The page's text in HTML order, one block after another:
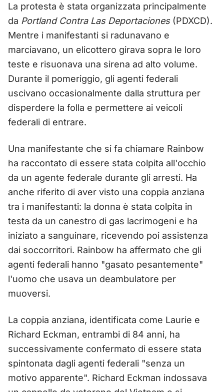
La protesta è stata organizzata principalmente
da Portland Contra Las Deportaciones(PDXCD).
Mentre i manifestanti si radunavano e
marciavano, un elicottero girava sopra le loro
teste e risuonava una sirena ad alto volume.
Durante il pomeriggio, gli agenti federali
uscivano occasionalmente dalla struttura per
disperdere la folla e permettere ai veicoli
federali di entrare.
Una manifestante che si fa chiamare Rainbow
ha raccontato di essere stata colpita all'occhio
da un agente federale durante gli arresti. Ha
anche riferito di aver visto una coppia anziana
tra i manifestanti: la donna è stata colpita in
testa da un canestro di gas lacrimogeni e ha
iniziato a sanguinare, ricevendo poi assistenza
dai soccorritori. Rainbow ha affermato che gli
agenti federali hanno "gasato pesantemente"
l'uomo che usava un deambulatore per
muoversi.
La coppia anziana, identificata come Laurie e
Richard Eckman, entrambi di 84 anni, ha
successivamente confermato di essere stata
spintonata dagli agenti federali "senza un
motivo apparente". Richard Eckman indossava